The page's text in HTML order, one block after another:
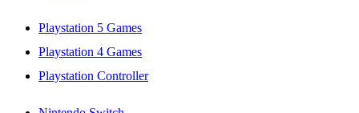
Playstation 5 Games
Playstation 4 Games
Playstation Controller